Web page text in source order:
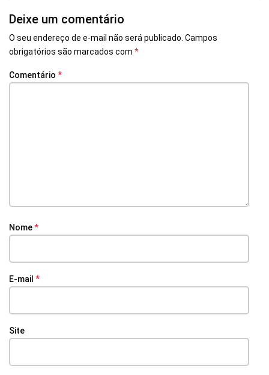
Deixe um comentário
O seu endereço de e-mail não será publicado. Campos
obrigatórios são marcados com *
Comentário *
Nome*
E-mail *
Site